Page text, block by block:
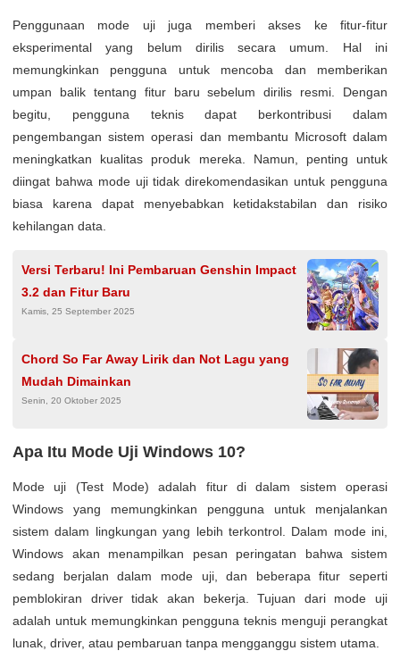
Penggunaan mode uji juga memberi akses ke fitur-fitur
eksperimental yang belum dirilis secara umum. Hal ini
memungkinkan pengguna untuk mencoba dan memberikan
umpan balik tentang fitur baru sebelum dirilis resmi. Dengan
begitu, pengguna teknis dapat berkontribusi dalam
pengembangan sistem operasi dan membantu Microsoft dalam
meningkatkan kualitas produk mereka. Namun, penting untuk
diingat bahwa mode uji tidak direkomendasikan untuk pengguna
biasa karena dapat menyebabkan ketidakstabilan dan risiko
kehilangan data.
Versi Terbaru! Ini Pembaruan Genshin Impact
3.2 dan Fitur Baru
Kamis, 25 September 2025
Chord So Far Away Lirik dan Not Lagu yang
Mudah Dimainkan
Senin, 20 Oktober 2025
Apa Itu Mode Uji Windows 10?
Mode uji (Test Mode) adalah fitur di dalam sistem operasi
Windows yang memungkinkan pengguna untuk menjalankan
sistem dalam lingkungan yang lebih terkontrol. Dalam mode ini,
Windows akan menampilkan pesan peringatan bahwa sistem
sedang berjalan dalam mode uji, dan beberapa fitur seperti
pemblokiran driver tidak akan bekerja. Tujuan dari mode uji
adalah untuk memungkinkan pengguna teknis menguji perangkat
lunak, driver, atau pembaruan tanpa mengganggu sistem utama.